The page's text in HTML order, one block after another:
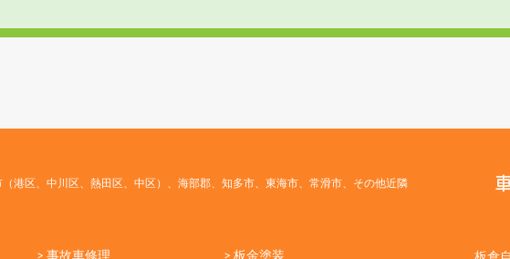
港区、中川区、熱田区、中区）、海部郡、知多市、東海市、常滑市、その他近隣
> 事故車修理 > 板金塗装 板倉